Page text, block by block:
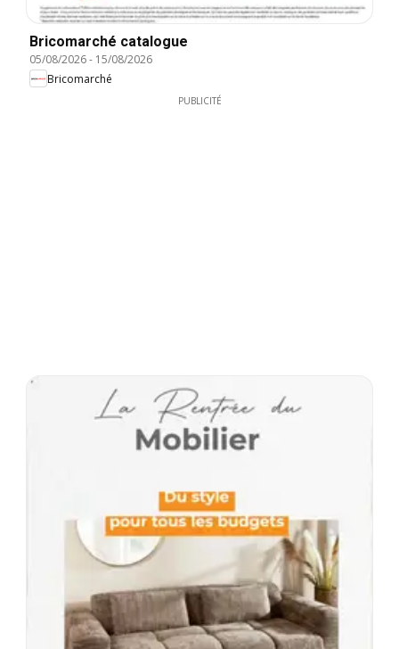
Bricomarché catalogue
05/08/2026- 15/08/2026
Bricomarché
PUBLICITÉ